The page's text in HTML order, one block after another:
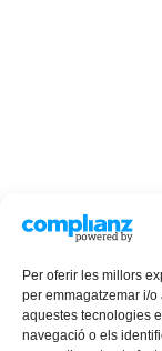
Per oferir les millors
per emmagatzemar i/
aquestes tecnologies
navegació o els